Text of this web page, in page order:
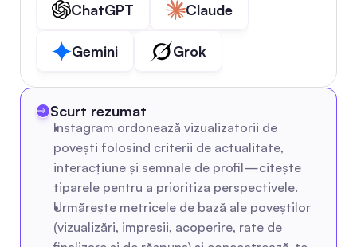
ChatGPT
Claude
Gemini Grok
Scurt rezumat
Instagram ordonează vizualizatorii de
povești folosind criterii de actualitate,
interacțiune și semnale de profil—citește
tiparele pentru a prioritiza perspectivele.
Urmărește metricele de bază ale poveștilor
(vizualizări, impresii, acoperire, rate de